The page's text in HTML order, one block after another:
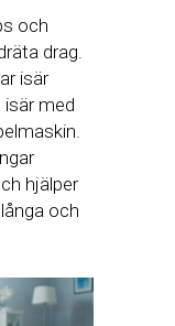
och
drag.
isär
isär med
hjälper
och